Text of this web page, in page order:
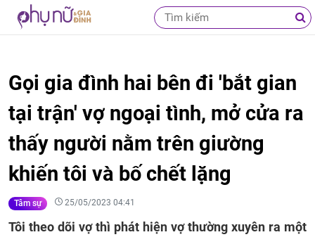
Gọi gia đình hai bên đi 'bắt gian
tại trận' vợ ngoại tình, mở cửa ra
thấy người nằm trên giường
khiến tôi và bố chết lặng
Tâm sự 25/05/2023 04:41
Tôi theo dõi vợ thì phát hiện vợ thường xuyên ra một